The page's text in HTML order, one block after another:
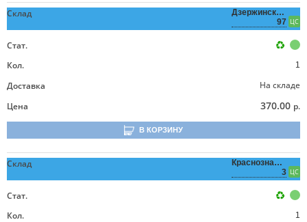
Склад
Дзержинского,
97 ЦС
Стат.
Кол.
1
Доставка
На складе
Цена
370.00 р.
В КОРЗИНУ
Склад
Краснознаменная,
3 ЦС
Стат.
Кол.
1